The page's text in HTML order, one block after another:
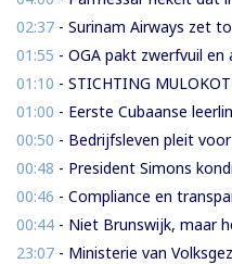
02:37 - Surinam Airways zet toestel in voor
01:55 - OGA pakt zwerfvuil en
01:10 - STICHTING MULOKOT EN PARTNERS BEZORGD OVER
01:00 - Eerste Cubaanse leerling ooit
00:50 - Bedrijfsleven pleit voor sterke
00:48 - President Simons kondigt steun aan
00:46 - Compliance en transparantie
00:44 - Niet Brunswijk, maar het
23:07 - Ministerie van Volksgezondheid onderzoekt